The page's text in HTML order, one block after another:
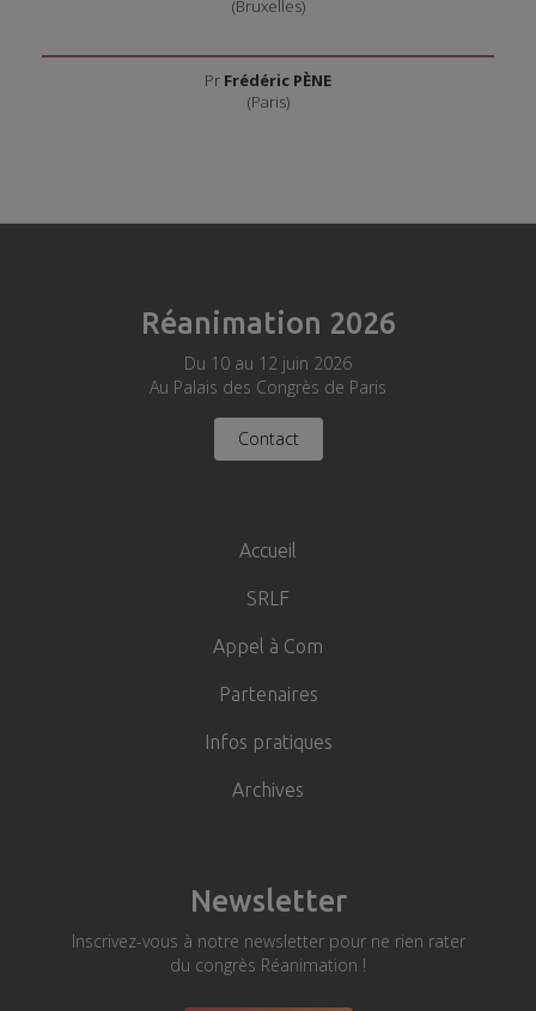
(Bruxelles)
Pr Frédéric PÈNE
(Paris)
Réanimation 2026
Du 10 au 12 juin 2026
Au Palais des Congrès de Paris
Contact
Accueil
SRLF
Appel à Com
Partenaires
Infos pratiques
Archives
Newsletter
Inscrivez-vous à notre newsletter pour ne rien rater
du congrès Réanimation !